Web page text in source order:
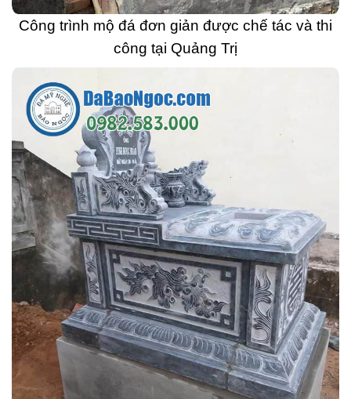
Công trình mộ đá đơn giản được chế tác và thi
công tại Quảng Trị